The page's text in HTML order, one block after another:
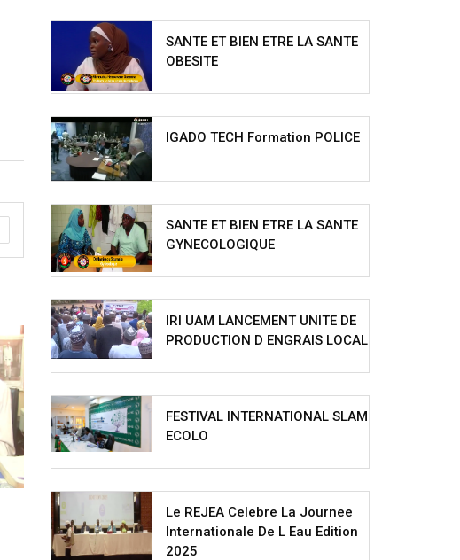
SANTE ET BIEN ETRE LA SANTE
OBESITE
IGADO TECH Formation POLICE
SANTE ET BIEN ETRE LA SANTE
GYNECOLOGIQUE
IRI UAM LANCEMENT UNITE DE
PRODUCTION D ENGRAIS LOCAL
FESTIVAL INTERNATIONAL SLAM
ECOLO
Le REJEA Celebre La Journee
Internationale De L Eau Edition
2025